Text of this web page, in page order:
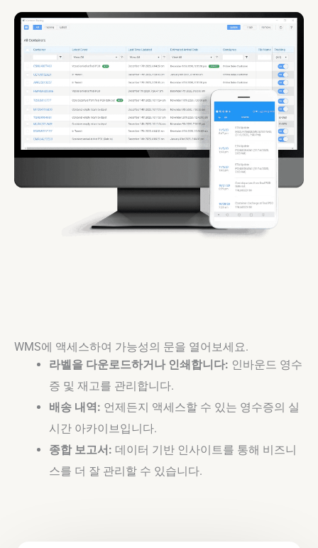
WMS에 액세스하여 가능성의 문을 열어보세요.
라벨을 다운로드하거나 인쇄합니다: 인바운드 영수
증 및 재고를 관리합니다.
배송 내역: 언제든지 액세스할 수 있는 영수증의 실
시간 아카이브입니다.
종합 보고서: 데이터 기반 인사이트를 통해 비즈니
스를 더 잘 관리할 수 있습니다.